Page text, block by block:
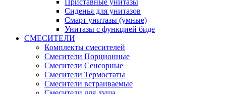
Приставные унитазы
Сиденья для унитазов
Смарт унитазы (умные)
Унитазы с функцией биде
СМЕСИТЕЛИ
Комплекты смесителей
Смесители Порционные
Смесители Сенсорные
Смесители Термостаты
Смесители встраиваемые